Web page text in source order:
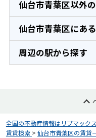
仙台市青葉区以外
仙台市青葉区にあ
周辺の駅から探す
全国の不動産情報はリブマックス
賃貸検索 > 仙台市青葉区の賃貸